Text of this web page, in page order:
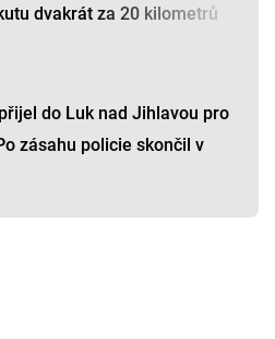
dvakrát za 20 kilometrů
do Luk nad Jihlavou pro
zásahu policie skončil v